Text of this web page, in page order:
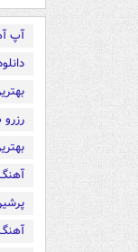
آپ